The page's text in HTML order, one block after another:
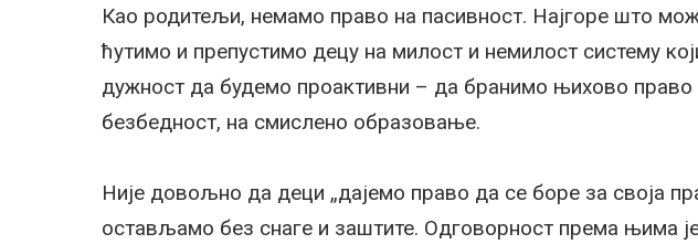
Као родитељи, немамо право на пасивност. Најгоре што
ћутимо и препустимо децу на милост и немилост систему
дужност да будемо проактивни – да бранимо њихово право
безбедност, на смислено образовање.
Није довољно да деци „дајемо право да се боре за своја
остављамо без снаге и заштите. Одговорност према њима